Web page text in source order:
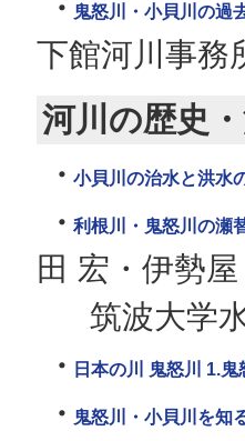
鬼怒川・小貝川の過
下館河川事務
河川の歴史
小貝川の治水と洪水
利根川・鬼怒川の瀬
田 宏・伊勢
筑波大学
日本の川 鬼怒川 1.
鬼怒川・小貝川を知